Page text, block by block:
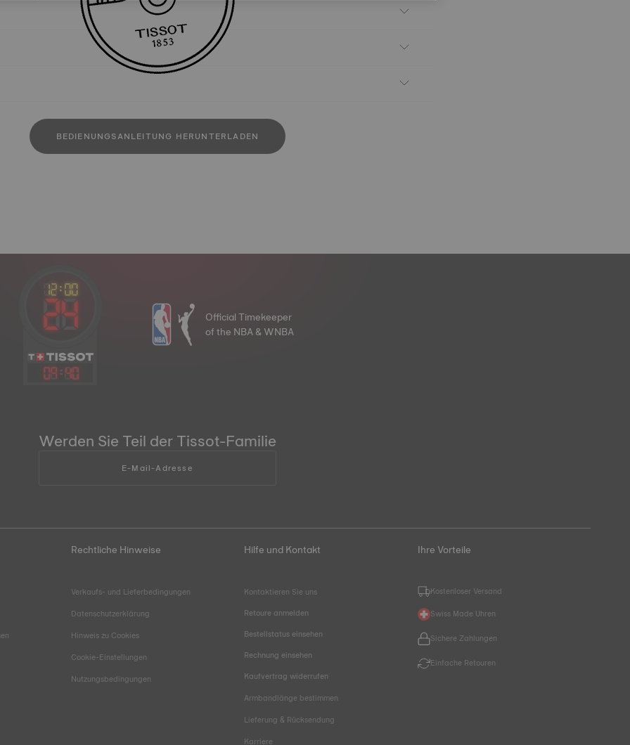
BEDIENUNGSANLEITUNG HERUNTERLADEN
09:40
Official Timekeeper
of the NBA & WNBA
Werden Sie Teil der Tissot-Familie
E-Mail-Adresse
Rechtliche Hinweise
Verkaufs- und Lieferbedingungen
Datenschutzerklärung
Hinweis zu Cookies
Cookie-Einstellungen
Nutzungsbedingungen
Hilfe und Kontakt
Kontaktieren Sie uns
Retoure anmelden
Bestellstatus einsehen
Rechnung einsehen
Kaufvertrag widerrufen
Armbandlänge bestimmen
Lieferung & Rücksendung
Karriere
Ihre Vorteile
Kostenloser Versand
Swiss Made Uhren
Sichere Zahlungen
Einfache Retouren